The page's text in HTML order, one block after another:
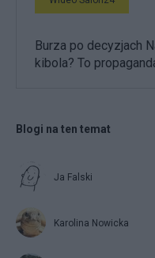
Burza po decyzjach
kibola? To
Blogi na ten temat
Ja Falski
Karolina Nowicka